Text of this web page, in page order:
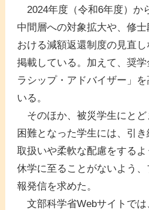
2024年度（令和6年度）か
中間層への対象拡大や、修
おける減額返還制度の見直
掲載している。加えて、奨
ラシップ・アドバイザー」
いる。
そのほか、被災学生にとど
困難となった学生には、引
取扱いや柔軟な配慮をする
休学に至ることがないよう
報発信を求めた。
文部科学省Webサイトでは